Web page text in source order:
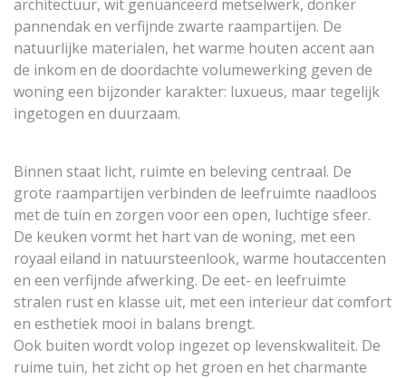
architectuur, wit genuanceerd metselwerk, donker
pannendak en verfijnde zwarte raampartijen. De
natuurlijke materialen, het warme houten accent aan
de inkom en de doordachte volumewerking geven de
woning een bijzonder karakter: luxueus, maar tegelijk
ingetogen en duurzaam.
Binnen staat licht, ruimte en beleving centraal. De
grote raampartijen verbinden de leefruimte naadloos
met de tuin en zorgen voor een open, luchtige sfeer.
De keuken vormt het hart van de woning, met een
royaal eiland in natuursteenlook, warme houtaccenten
en een verfijnde afwerking. De eet- en leefruimte
stralen rust en klasse uit, met een interieur dat comfort
en esthetiek mooi in balans brengt.
Ook buiten wordt volop ingezet op levenskwaliteit. De
ruime tuin, het zicht op het groen en het charmante